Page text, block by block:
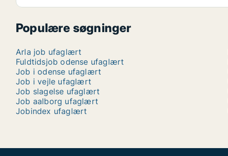
Populære søgninger
Arla job ufaglært
Fuldtidsjob odense ufaglært
Job i odense ufaglært
Job i vejle ufaglært
Job slagelse ufaglært
Job aalborg ufaglært
Jobindex ufaglært